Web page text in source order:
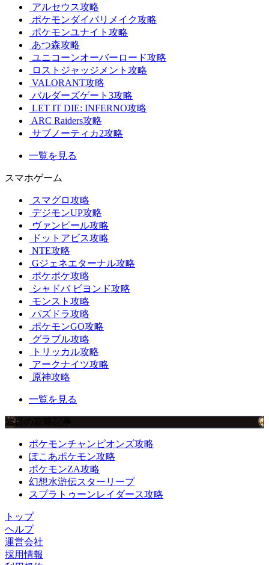
アルセウス攻略
ポケモンダイパリメイク攻略
ポケモンユナイト攻略
あつ森攻略
ユニコーンオーバーロード攻略
ロストジャッジメント攻略
VALORANT攻略
バルダーズゲート3攻略
LET IT DIE: INFERNO攻略
ARC Raiders攻略
サブノーティカ2攻略
一覧を見る
スマホゲーム
スマグロ攻略
デジモンUP攻略
ヴァンピール攻略
ドットアビス攻略
NTE攻略
Gジェネエターナル攻略
ポケポケ攻略
シャドバ ビヨンド攻略
モンスト攻略
パズドラ攻略
ポケモンGO攻略
グラブル攻略
トリッカル攻略
アークナイツ攻略
原神攻略
一覧を見る
注目の攻略記事
ポケモンチャンピオンズ攻略
ぽこあポケモン攻略
ポケモンZA攻略
幻想水滸伝スターリープ
スプラトゥーンレイダース攻略
トップ
ヘルプ
運営会社
採用情報